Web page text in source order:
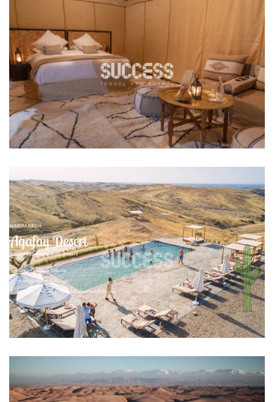
LUXURY TENTS AGAFAY
Le désert d'Agafay
JOURNÉE PISCINE AU DÉSERT D’AGAFAY
Le désert d'Agafay